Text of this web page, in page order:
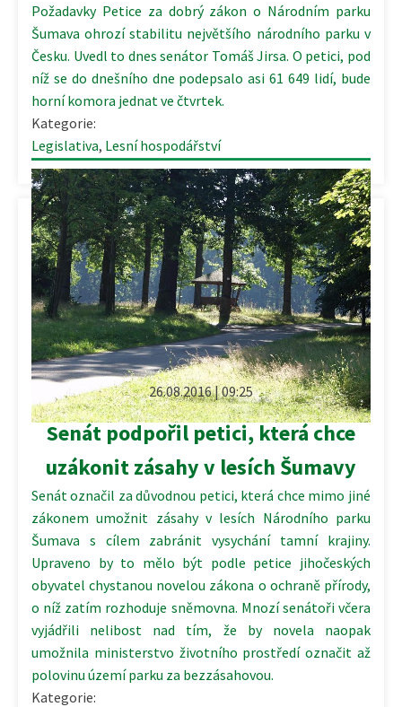
Požadavky Petice za dobrý zákon o Národním parku
Šumava ohrozí stabilitu největšího národního parku v
Česku. Uvedl to dnes senátor Tomáš Jirsa. O petici, pod
níž se do dnešního dne podepsalo asi 61 649 lidí, bude
horní komora jednat ve čtvrtek.
Kategorie:
Legislativa, Lesní hospodářství
26.08.2016 | 09:25
Senát podpořil petici, která chce
uzákonit zásahy v lesích Šumavy
Senát označil za důvodnou petici, která chce mimo jiné
zákonem umožnit zásahy v lesích Národního parku
Šumava s cílem zabránit vysychání tamní krajiny.
Upraveno by to mělo být podle petice jihočeských
obyvatel chystanou novelou zákona o ochraně přírody,
o níž zatím rozhoduje sněmovna. Mnozí senátoři včera
vyjádřili nelibost nad tím, že by novela naopak
umožnila ministerstvo životního prostředí označit až
polovinu území parku za bezzásahovou.
Kategorie: